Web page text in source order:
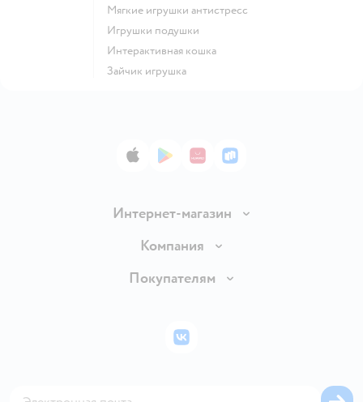
Мягкие игрушки антистресс
Игрушки подушки
Интерактивная кошка
Зайчик игрушка
App StoreGoogle Play
AppGallery
RuStore
Интернет-магазин
Доставка и оплата
Правила продажи
Политика использования файлов cookie
Компания
Вакансии
Покупателям
Бонусные карты
ВКонтакте